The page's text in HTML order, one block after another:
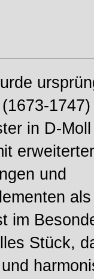
- NEU!
in D-
und
im
Stück,